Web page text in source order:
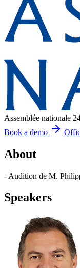
Assemblée nationale
Book a demo
About
- Audition de M.
Speakers